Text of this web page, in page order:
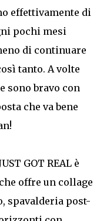
effettivamente di
pochi mesi
di continuare
tanto. A volte
sono bravo con
che va bene
GOT REAL è
offre un collage
spavalderia post-